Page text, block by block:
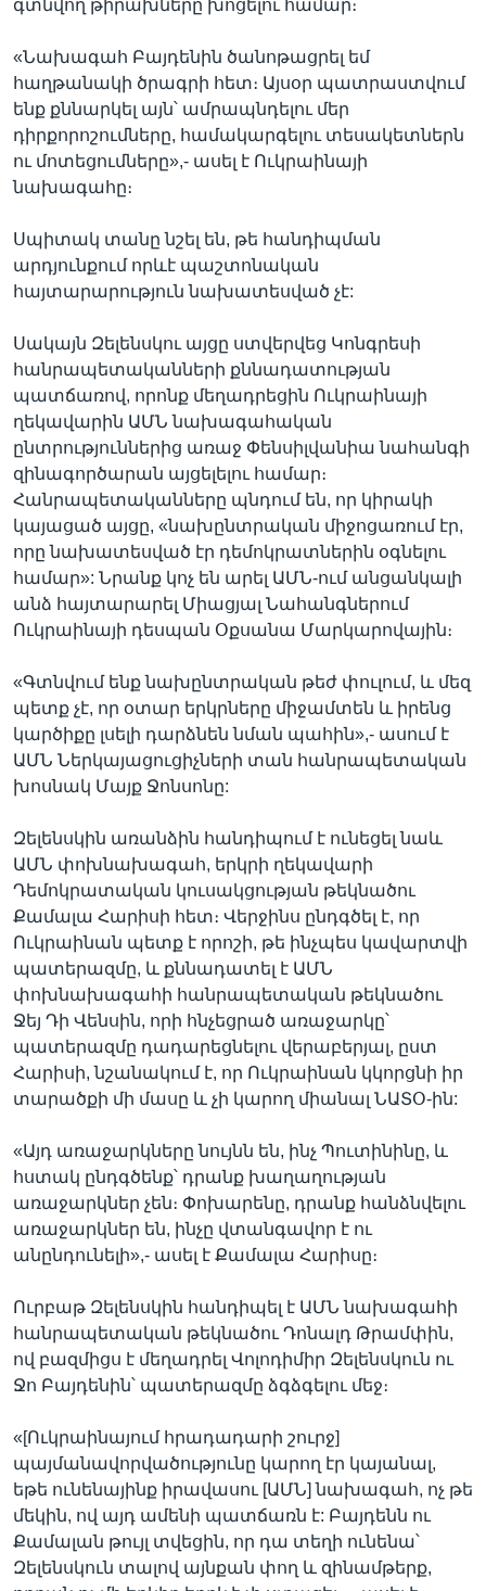
գտնվող թիրախները խոցելու համար։
«Նախագահ Բայդենին ծանոթացրել եմ
հաղթանակի ծրագրի հետ։ Այսօր պատրաստվում
ենք քննարկել այն՝ ամրապնդելու մեր
դիրքորոշումները, համակարգելու տեսակետներն
ու մոտեցումները»,- ասել է Ուկրաինայի
նախագահը։
Սպիտակ տանը նշել են, թե հանդիպման
արդյունքում որևէ պաշտոնական
հայտարարություն նախատեսված չէ:
Սակայն Զելենսկու այցը ստվերվեց Կոնգրեսի
հանրապետականների քննադատության
պատճառով, որոնք մեղադրեցին Ուկրաինայի
ղեկավարին ԱՄՆ նախագահական
ընտրություններից առաջ Փենսիլվանիա նահանգի
զինագործարան այցելելու համար։
Հանրապետականները պնդում են, որ կիրակի
կայացած այցը, «նախընտրական միջոցառում էր,
որը նախատեսված էր դեմոկրատներին օգնելու
համար»: Նրանք կոչ են արել ԱՄՆ-ում անցանկալի
անձ հայտարարել Միացյալ Նահանգներում
Ուկրաինայի դեսպան Օքսանա Մարկարովային։
«Գտնվում ենք նախընտրական թեժ փուլում, և մեզ
պետք չէ, որ օտար երկրները միջամտեն և իրենց
կարծիքը լսելի դարձնեն նման պահին»,- ասում է
ԱՄՆ Ներկայացուցիչների տան հանրապետական
խոսնակ Մայք Ջոնսոնը:
Զելենսկին առանձին հանդիպում է ունեցել նաև
ԱՄՆ փոխնախագահ, երկրի ղեկավարի
Դեմոկրատական կուսակցության թեկնածու
Քամալա Հարիսի հետ։ Վերջինս ընդգծել է, որ
Ուկրաինան պետք է որոշի, թե ինչպես կավարտվի
պատերազմը, և քննադատել է ԱՄՆ
փոխնախագահի հանրապետական թեկնածու
Ջեյ Դի Վենսին, որի հնչեցրած առաջարկը՝
պատերազմը դադարեցնելու վերաբերյալ, ըստ
Հարիսի, նշանակում է, որ Ուկրաինան կկորցնի իր
տարածքի մի մասը և չի կարող միանալ ՆԱՏՕ-ին:
«Այդ առաջարկները նույնն են, ինչ Պուտինինը, և
հստակ ընդգծենք՝ դրանք խաղաղության
առաջարկներ չեն։ Փոխարենը, դրանք հանձնվելու
առաջարկներ են, ինչը վտանգավոր է ու
անընդունելի»,- ասել է Քամալա Հարիսը։
Ուրբաթ Զելենսկին հանդիպել է ԱՄՆ նախագահի
հանրապետական թեկնածու Դոնալդ Թրամփին,
ով բազմիցս է մեղադրել Վոլոդիմիր Զելենսկուն ու
Ջո Բայդենին՝ պատերազմը ձգձգելու մեջ։
«[Ուկրաինայում հրադադարի շուրջ]
պայմանավորվածությունը կարող էր կայանալ,
եթե ունենայինք իրավասու [ԱՄՆ] նախագահ, ոչ թե
մեկին, ով այդ ամենի պատճառն է: Բայդենն ու
Քամալան թույլ տվեցին, որ դա տեղի ունենա՝
Զելենսկուն տալով այնքան փող և զինամթերք,